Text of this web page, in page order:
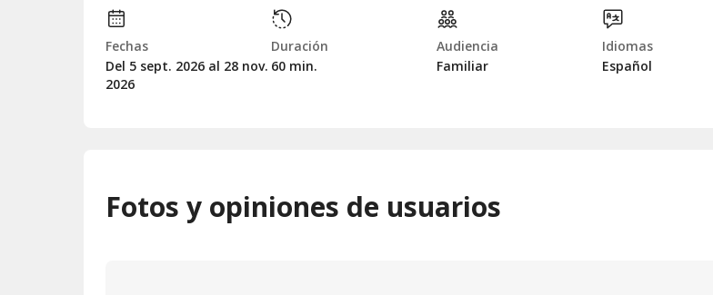
Fechas
Del 5 sept. 2026 al 28 nov.
2026
Duración
60 min.
Audiencia
Familiar
Idiomas
Español
Fotos y opiniones de usuarios